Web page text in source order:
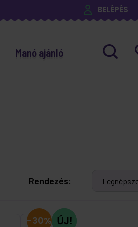
BELÉPÉS
Manó ajánló
Rendezés:
-30%